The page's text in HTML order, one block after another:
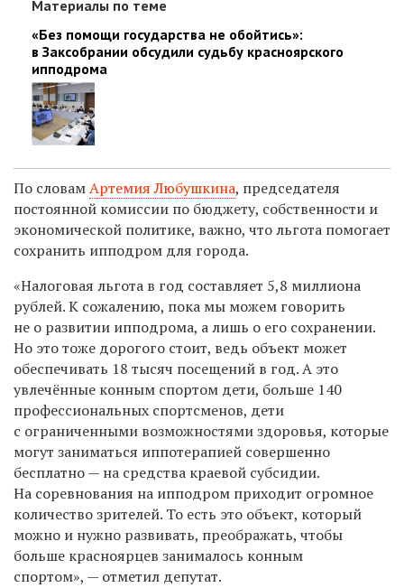
Материалы по теме
«Без помощи государства не обойтись»:
в Заксобрании обсудили судьбу красноярского
ипподрома
По словамАртемия Любушкина, председателя
постоянной комиссии по бюджету, собственности и
экономической политике, важно, что льгота помогает
сохранить ипподром для города.
«Налоговая льгота в год составляет 5,8 миллиона
рублей. К сожалению, пока мы можем говорить
не о развитии ипподрома, а лишь о его сохранении.
Но это тоже дорогого стоит, ведь объект может
обеспечивать 18 тысяч посещений в год. А это
увлечённые конным спортом дети, больше 140
профессиональных спортсменов, дети
с ограниченными возможностями здоровья, которые
могут заниматься иппотерапией совершенно
бесплатно — на средства краевой субсидии.
На соревнования на ипподром приходит огромное
количество зрителей. То есть это объект, который
можно и нужно развивать, преображать, чтобы
больше красноярцев занималось конным
спортом», — отметил депутат.